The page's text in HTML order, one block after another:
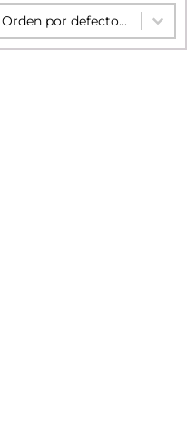
Sort content
Sort content